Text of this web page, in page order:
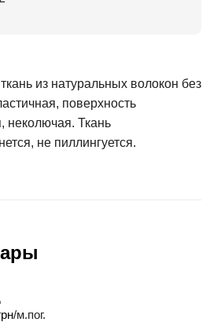
из натуральных волокон без
поверхность
неколючая. Ткань
не пиллингуется.
/м.пог.